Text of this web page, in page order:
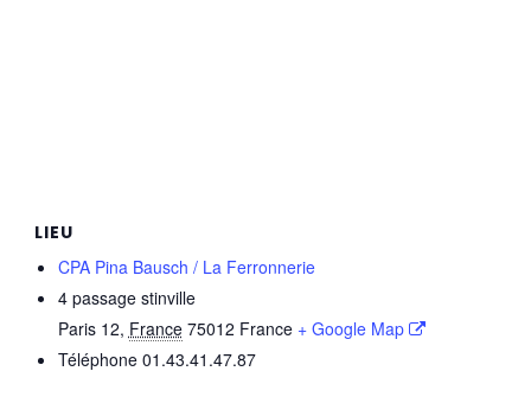
LIEU
CPA Pina Bausch / La Ferronnerie
4 passage stinville
Paris 12, France 75012 France + Google Map
Téléphone 01.43.41.47.87